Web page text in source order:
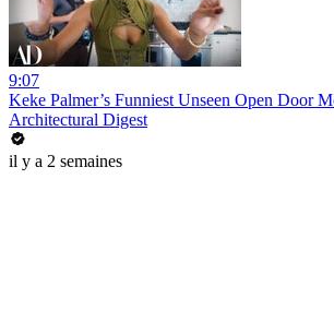
9:07
Keke Palmer’s Funniest Unseen Open Door
Architectural Digest
il y a 2 semaines